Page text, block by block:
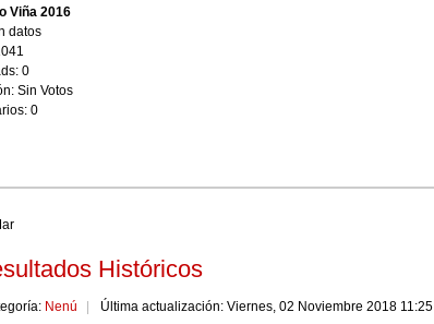
Viña 2016
datos
0
Sin Votos
0
Históricos
Nenú
Última actualización: Viernes, 02 Noviembre 2018 11:25